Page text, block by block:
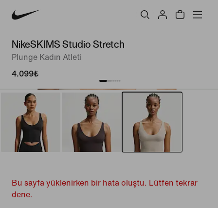
NikeSKIMS Studio Stretch
Plunge Kadın Atleti
4.099₺
Bu sayfa yüklenirken bir hata oluştu. Lütfen tekrar
dene.